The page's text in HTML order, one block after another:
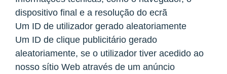
dispositivo final e a resolução do ecrã
Um ID de utilizador gerado aleatoriamente
Um ID de clique publicitário gerado
aleatoriamente, se o utilizador tiver acedido ao
nosso sítio Web através de um anúncio